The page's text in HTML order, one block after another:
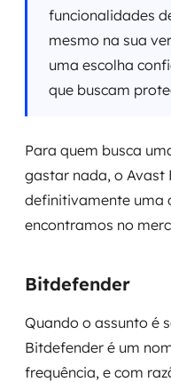
funcionalidades
mesmo na sua
uma escolha
que buscam
Para quem busca
gastar nada, o Avast
definitivamente uma
encontramos no
Bitdefender
Quando o assunto é
Bitdefender é um
frequência, e com